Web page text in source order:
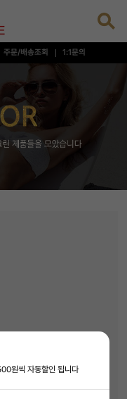
주문/배송조회 1:1문의
보태니컬라인
원씩 자동할인 됩니다